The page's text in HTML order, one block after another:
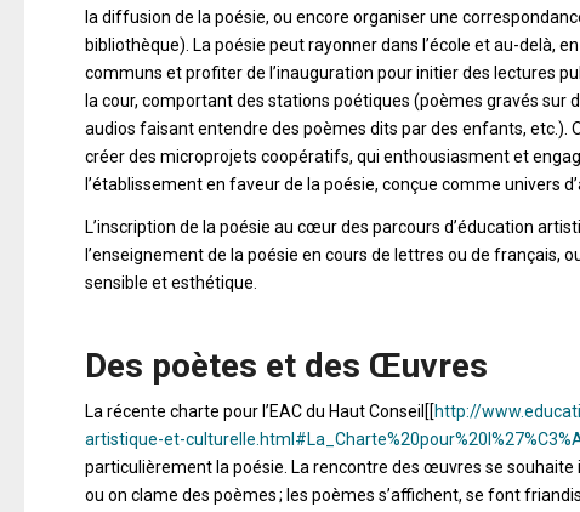
la diffusion de la poésie, ou encore organiser une
bibliothèque). La poésie peut rayonner dans l’école et au-delà,
communs et profiter de l’inauguration pour initier des lectures
la cour, comportant des stations poétiques (poèmes gravés sur
audios faisant entendre des poèmes dits par des enfants, etc.).
créer des microprojets coopératifs, qui enthousiasment et
l’établissement en faveur de la poésie, conçue comme univers
L’inscription de la poésie au cœur des parcours d’éducation
l’enseignement de la poésie en cours de lettres ou de français,
sensible et esthétique.
Des poètes et des Œuvres
La récente charte pour l’EAC du Haut Conseil[[http://
artistique-et-
particulièrement la poésie. La rencontre des œuvres se
ou on clame des poèmes ; les poèmes s’affichent, se font